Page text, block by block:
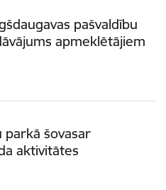
pašvaldību
apmeklētājiem
šovasar
aktivitātes